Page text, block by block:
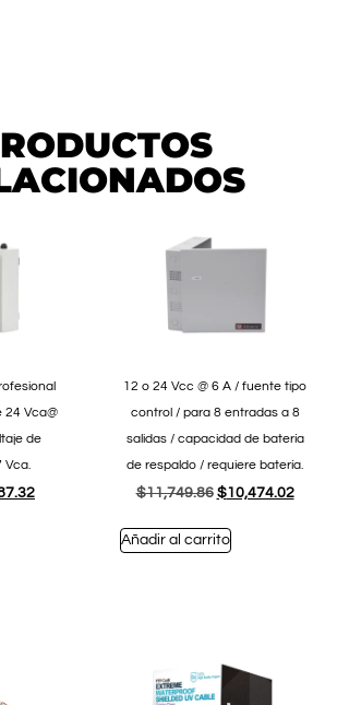
24 Vca@
de
Vca.
12 o 24 Vcc @ 6 A / fuente tipo
control / para 8 entradas a 8
salidas / capacidad de batería
de respaldo / requiere batería.
$11,749.86 $10,474.02
Añadir al carrito